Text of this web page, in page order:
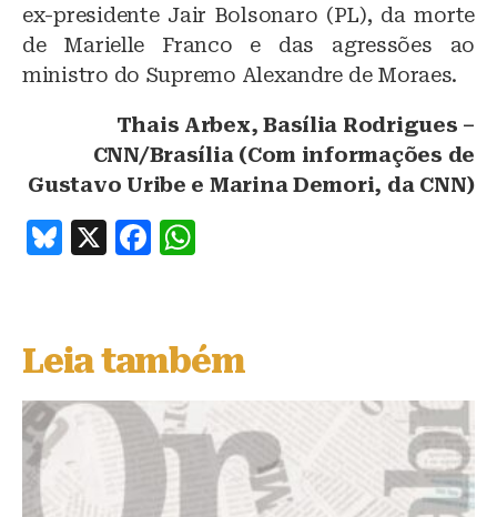
ex-presidente Jair Bolsonaro (PL), da morte
de Marielle Franco e das agressões ao
ministro do Supremo Alexandre de Moraes.
Thais Arbex, Basília Rodrigues –
CNN/Brasília (Com informações de
Gustavo Uribe e Marina Demori, da CNN)
B
s
k
y
X
F
e
b
o
o
k
s
A
p
Leia também